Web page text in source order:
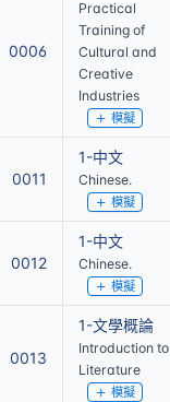
0006
Practical
Training of
Cultural and
Creative
Industries
模擬
0011
1-中文
Chinese.
模擬
0012
1-中文
Chinese.
模擬
0013
1-文學概論
Introduction to
Literature
模擬